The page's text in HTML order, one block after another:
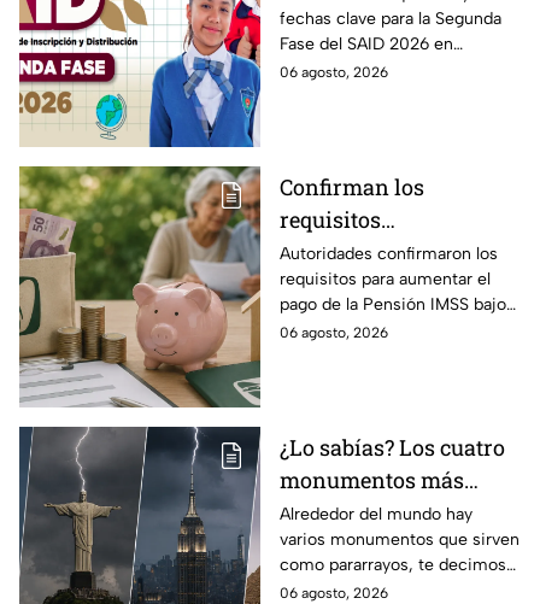
intermedios: Fechas
clave y requisitos para
cambios de escuela
fechas clave para la Segunda
Fase del SAID 2026 en
Edomex y asegura el traslado
06 agosto, 2026
Confirman los
requisitos
indispensables para
incrementar el pago de
la Pensión IMSS bajo el
régimen de la Ley 73
Autoridades confirmaron los
requisitos para aumentar el
pago de la Pensión IMSS bajo
la Ley 73, ¿cuáles son?
06 agosto, 2026
¿Lo sabías? Los cuatro
monumentos más
famosos del mundo que
también funcionan
como pararrayos
Alrededor del mundo hay
varios monumentos que sirven
como pararrayos, te decimos
los cuatro más icónicos y
06 agosto, 2026